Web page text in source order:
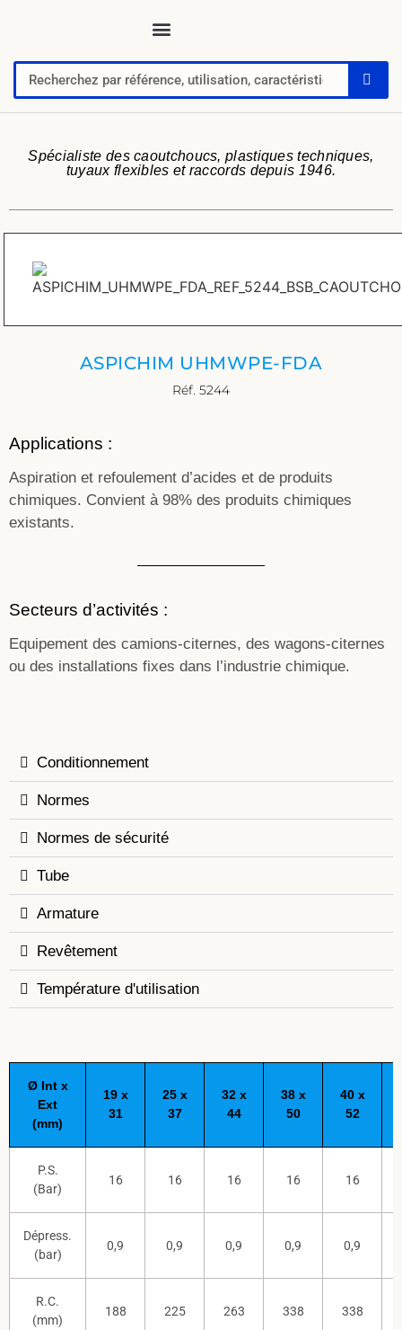
Spécialiste des caoutchoucs, plastiques techniques,
tuyaux flexibles et raccords depuis 1946.
ASPICHIM UHMWPE-FDA
Réf. 5244
Applications :
Aspiration et refoulement d’acides et de produits
chimiques. Convient à 98% des produits chimiques
existants.
Secteurs d’activités :
Equipement des camions-citernes, des wagons-citernes
ou des installations fixes dans l’industrie chimique.
Conditionnement
Normes
Normes de sécurité
Tube
Armature
Revêtement
Température d'utilisation
Ø Int x
Ext
(mm)
19 x
31
25 x
37
32 x
44
38 x
50
40 x
52
P.S.
(Bar)
16 16 16 16 16
Dépress.
(bar)
0,9 0,9 0,9 0,9 0,9
R.C.
(mm)
188 225 263 338 338